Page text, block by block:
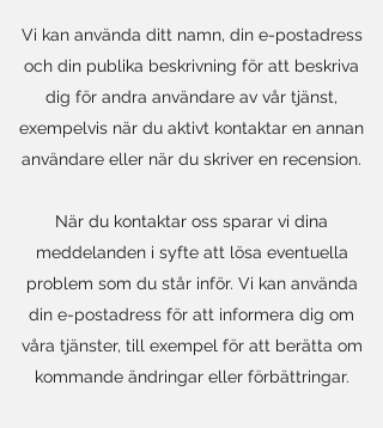
Vi kan använda ditt namn, din e-postadress
och din publika beskrivning för att beskriva
dig för andra användare av vår tjänst,
exempelvis när du aktivt kontaktar en annan
användare eller när du skriver en recension.
När du kontaktar oss sparar vi dina
meddelanden i syfte att lösa eventuella
problem som du står inför. Vi kan använda
din e-postadress för att informera dig om
våra tjänster, till exempel för att berätta om
kommande ändringar eller förbättringar.